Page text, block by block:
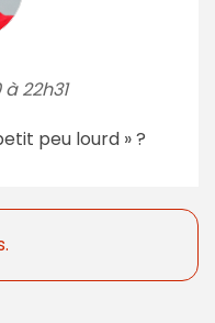
à 22h31
peu lourd » ?